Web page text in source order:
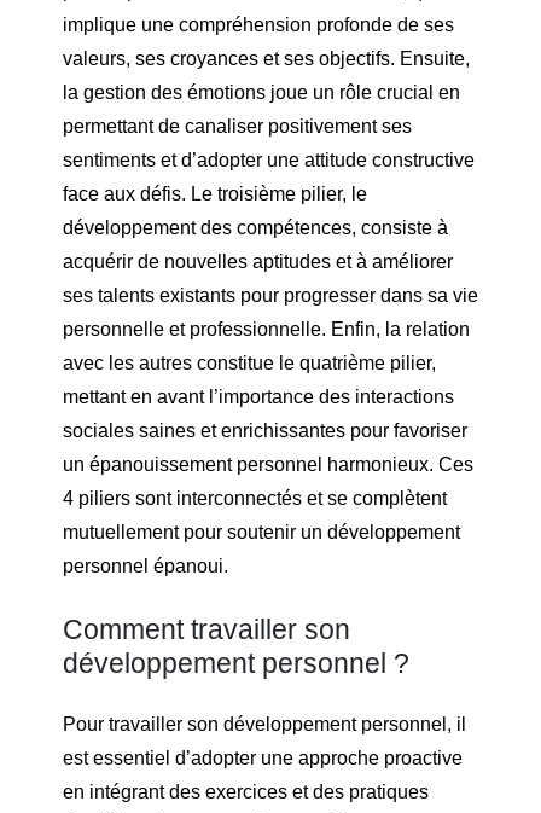
implique une compréhension profonde de ses
valeurs, ses croyances et ses objectifs. Ensuite,
la gestion des émotions joue un rôle crucial en
permettant de canaliser positivement ses
sentiments et d’adopter une attitude constructive
face aux défis. Le troisième pilier, le
développement des compétences, consiste à
acquérir de nouvelles aptitudes et à améliorer
ses talents existants pour progresser dans sa vie
personnelle et professionnelle. Enfin, la relation
avec les autres constitue le quatrième pilier,
mettant en avant l’importance des interactions
sociales saines et enrichissantes pour favoriser
un épanouissement personnel harmonieux. Ces
4 piliers sont interconnectés et se complètent
mutuellement pour soutenir un développement
personnel épanoui.
Comment travailler son
développement personnel ?
Pour travailler son développement personnel, il
est essentiel d’adopter une approche proactive
en intégrant des exercices et des pratiques